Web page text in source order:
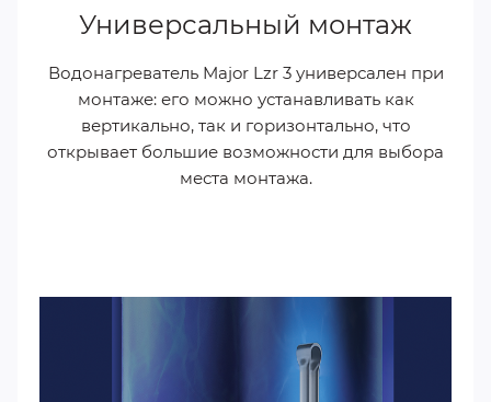
Универсальный монтаж
Водонагреватель Major Lzr 3 универсален при
монтаже: его можно устанавливать как
вертикально, так и горизонтально, что
открывает большие возможности для выбора
места монтажа.